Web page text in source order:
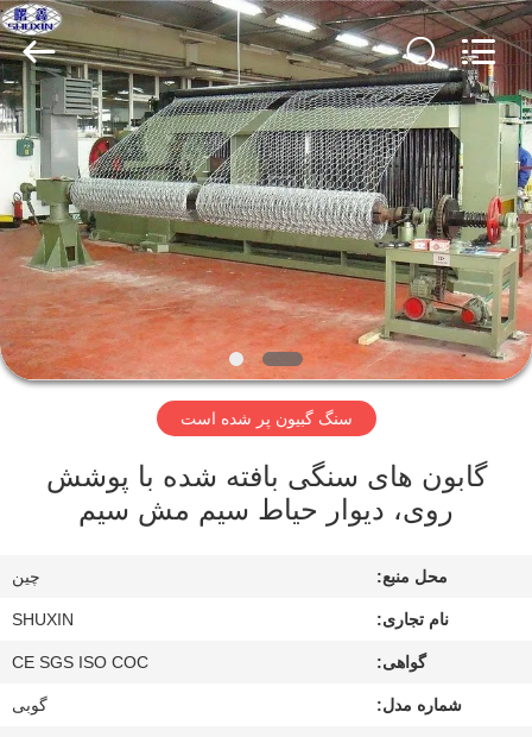
خانه
محصولات
درباره
ما
بازدید
کارخانه
کیفیت
KN
Wire
Mesh
Co.,
Ltd..
All
Rights
Reserved.
سنگ گبیون پر شده است
گابون های سنگی بافته شده با پوشش
روی، دیوار حیاط سیم مش سیم
محل منبع: چين
نام تجاری: SHUXIN
گواهی: CE SGS ISO COC
شماره مدل: گوبی